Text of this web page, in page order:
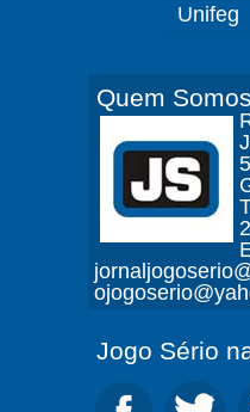
Unifeg
Quem Somos
Jogo Sério